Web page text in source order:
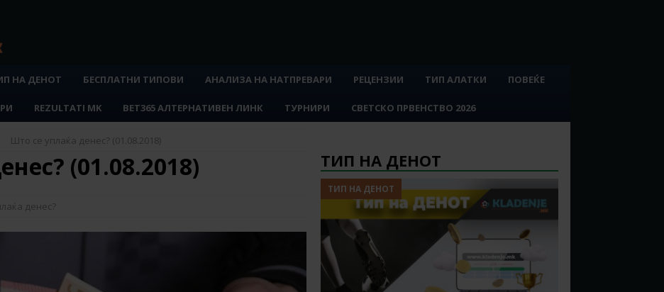
НА ДЕНОТ БЕСПЛАТНИ ТИПОВИ АНАЛИЗА НА НАТПРЕВАРИ РЕЦЕНЗИИ ТИП АЛАТКИ ПОВЕЌЕ
REZULTATI MK BET365 АЛТЕРНАТИВЕН ЛИНК ТУРНИРИ СВЕТСКО ПРВЕНСТВО 2026
Што се уплаќа денес? (01.08.2018)
(01.08.2018)
денес?
ТИП НА ДЕНОТ
ТИП НА ДЕНОТ